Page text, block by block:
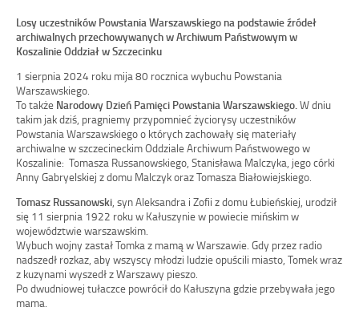
Losy uczestników Powstania Warszawskiego na podstawie źródeł
archiwalnych przechowywanych w Archiwum Państwowym w
Koszalinie Oddział w Szczecinku
1 sierpnia 2024 roku mija 80 rocznica wybuchu Powstania
Warszawskiego.
To także Narodowy Dzień Pamięci Powstania Warszawskiego.W dniu
takim jak dziś, pragniemy przypomnieć życiorysy uczestników
Powstania Warszawskiego o których zachowały się materiały
archiwalne w szczecineckim Oddziale Archiwum Państwowego w
Koszalinie: Tomasza Russanowskiego, Stanisława Malczyka, jego córki
Anny Gabryelskiej z domu Malczyk oraz Tomasza Białowiejskiego.
Tomasz Russanowski, syn Aleksandra i Zofii z domu Łubieńskiej, urodził
się 11 sierpnia 1922 roku w Kałuszynie w powiecie mińskim w
województwie warszawskim.
Wybuch wojny zastał Tomka z mamą w Warszawie. Gdy przez radio
nadszedł rozkaz, aby wszyscy młodzi ludzie opuścili miasto, Tomek wraz
z kuzynami wyszedł z Warszawy pieszo.
Po dwudniowej tułaczce powrócił do Kałuszyna gdzie przebywała jego
mama.